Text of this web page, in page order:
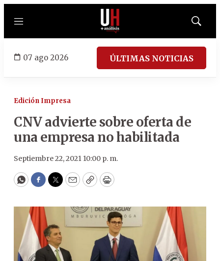
Menú
Mostrar
07 ago 2026 ÚLTIMAS NOTICIAS
Edición Impresa
CNV advierte sobre oferta de
una empresa no habilitada
Septiembre 22, 2021 10:00 p. m.
WhatsApp
Facebook
Twitter
EmailCopyPrint